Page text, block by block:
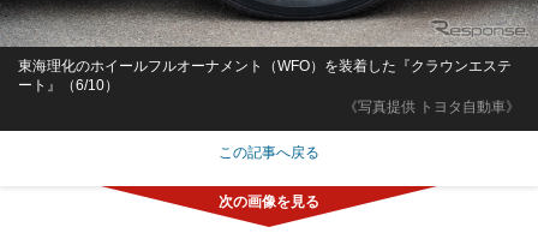
《写真提供 トヨタ自動車》
東海理化のホイールフルオーナメント（WFO）を装着した『クラウンエステ
ート』（6/10）
この記事へ戻る